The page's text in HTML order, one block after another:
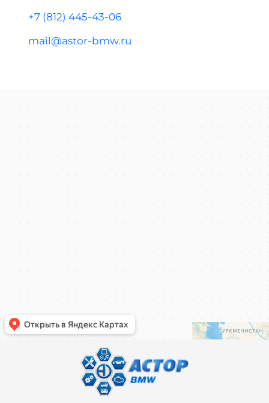
+7 (812) 445-43-06
mail@astor-bmw.ru